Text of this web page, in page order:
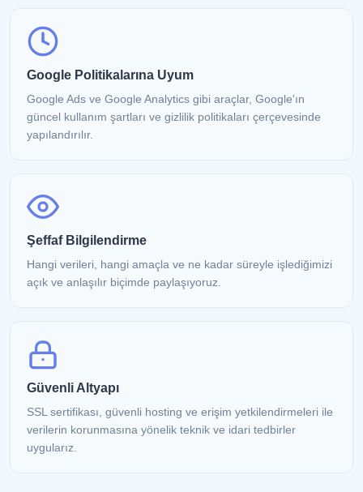
Prodüksiyon
Profesyonel fotoğraf ve video içerik üretimi
↗
Google Politikalarına Uyum
Google Ads ve Google Analytics gibi araçlar, Google'ın
güncel kullanım şartları ve gizlilik politikaları çerçevesinde
yapılandırılır.
Şeffaf Bilgilendirme
Hangi verileri, hangi amaçla ve ne kadar süreyle işlediğimizi
açık ve anlaşılır biçimde paylaşıyoruz.
Güvenli Altyapı
SSL sertifikası, güvenli hosting ve erişim yetkilendirmeleri ile
verilerin korunmasına yönelik teknik ve idari tedbirler
uygularız.